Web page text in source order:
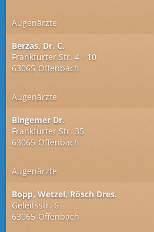
Augenärzte
Berzas, Dr. C.
Frankfurter Str. 4 - 10
63065 Offenbach
Augenärzte
Bingemer Dr.
Frankfurter Str. 35
63065 Offenbach
Augenärzte
Bopp, Wetzel, Rösch Dres.
Geleitsstr. 6
63065 Offenbach